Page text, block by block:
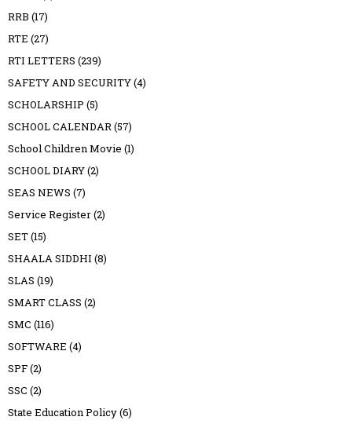
RRB (17)
RTE (27)
RTI LETTERS (239)
SAFETY AND SECURITY(4)
SCHOLARSHIP (5)
SCHOOL CALENDAR(57)
School Children Movie (1)
SCHOOL DIARY(2)
SEAS NEWS (7)
Service Register(2)
SET(15)
SHAALA SIDDHI (8)
SLAS (19)
SMART CLASS (2)
SMC (116)
SOFTWARE (4)
SPF(2)
SSC (2)
State Education Policy(6)